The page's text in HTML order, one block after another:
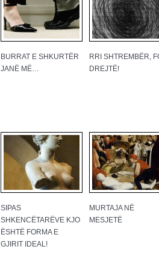
BURRAT E SHKURTËR
JANË MË…
RRI SHTREMBËR,
DREJTË!
SIPAS
SHKENCËTARËVE KJO
ËSHTË FORMA E
GJIRIT IDEAL!
MURTAJA NË
MESJETË